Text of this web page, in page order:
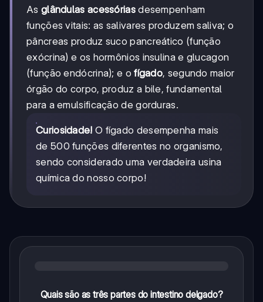
As glândulas acessóriasdesempenham
funções vitais: as salivares produzem saliva; o
pâncreas produz suco pancreático (função
exócrina) e os hormônios insulina e glucagon
(função endócrina); e ofígado, segundo maior
órgão do corpo, produz a bile, fundamental
para a emulsificação de gorduras.
Curiosidade! O fígado desempenha mais
de 500 funções diferentes no organismo,
sendo considerado uma verdadeira usina
química do nosso corpo!
Quais são as três partes do intestino delgado?